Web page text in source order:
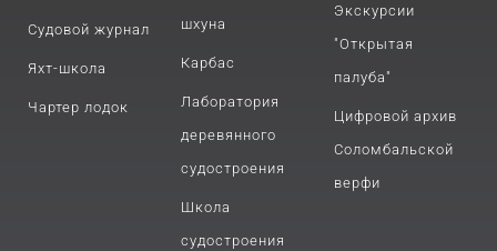
Судовой журнал
Яхт-школа
Чартер лодок
шхуна
Карбас
Лаборатория
деревянного
судостроения
Школа
судостроения
Экскурсии
"Открытая
палуба"
Цифровой архив
Соломбальской
верфи